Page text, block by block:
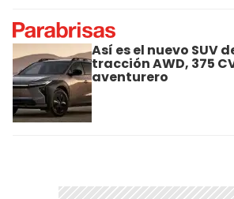
Así es el nuevo SUV
tracción AWD, 375
aventurero